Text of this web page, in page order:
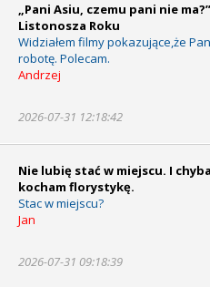
„Pani Asiu, czemu pani nie
Listonosza Roku
Widziałem filmy pokazujące,że
robotę. Polecam.
Andrzej
2026-07-31 12:18:42
Nie lubię stać w miejscu. I
kocham florystykę.
Stac w miejscu?
Jan
2026-07-31 09:18:39